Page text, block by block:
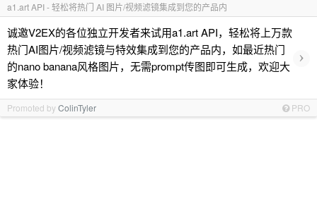
a1.art API - 轻松将热门 AI 图片/视频滤镜集成到您的产品内
诚邀V2EX的各位独立开发者来试用a1.art API，轻松将上万款
热门AI图片/视频滤镜与特效集成到您的产品内，如最近热门
的nano banana风格图片，无需prompt传图即可生成，欢迎大
家体验！
›
Promoted byColinTyler PRO